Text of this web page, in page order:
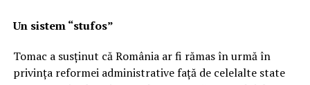
Un sistem “stufos”
Tomac a susținut că România ar fi rămas în urmă în
privința reformei administrative față de celelalte state